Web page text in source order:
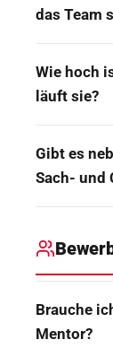
das Team
Wie hoch
läuft sie?
Gibt es
Sach- und
Brauche
Mentor?